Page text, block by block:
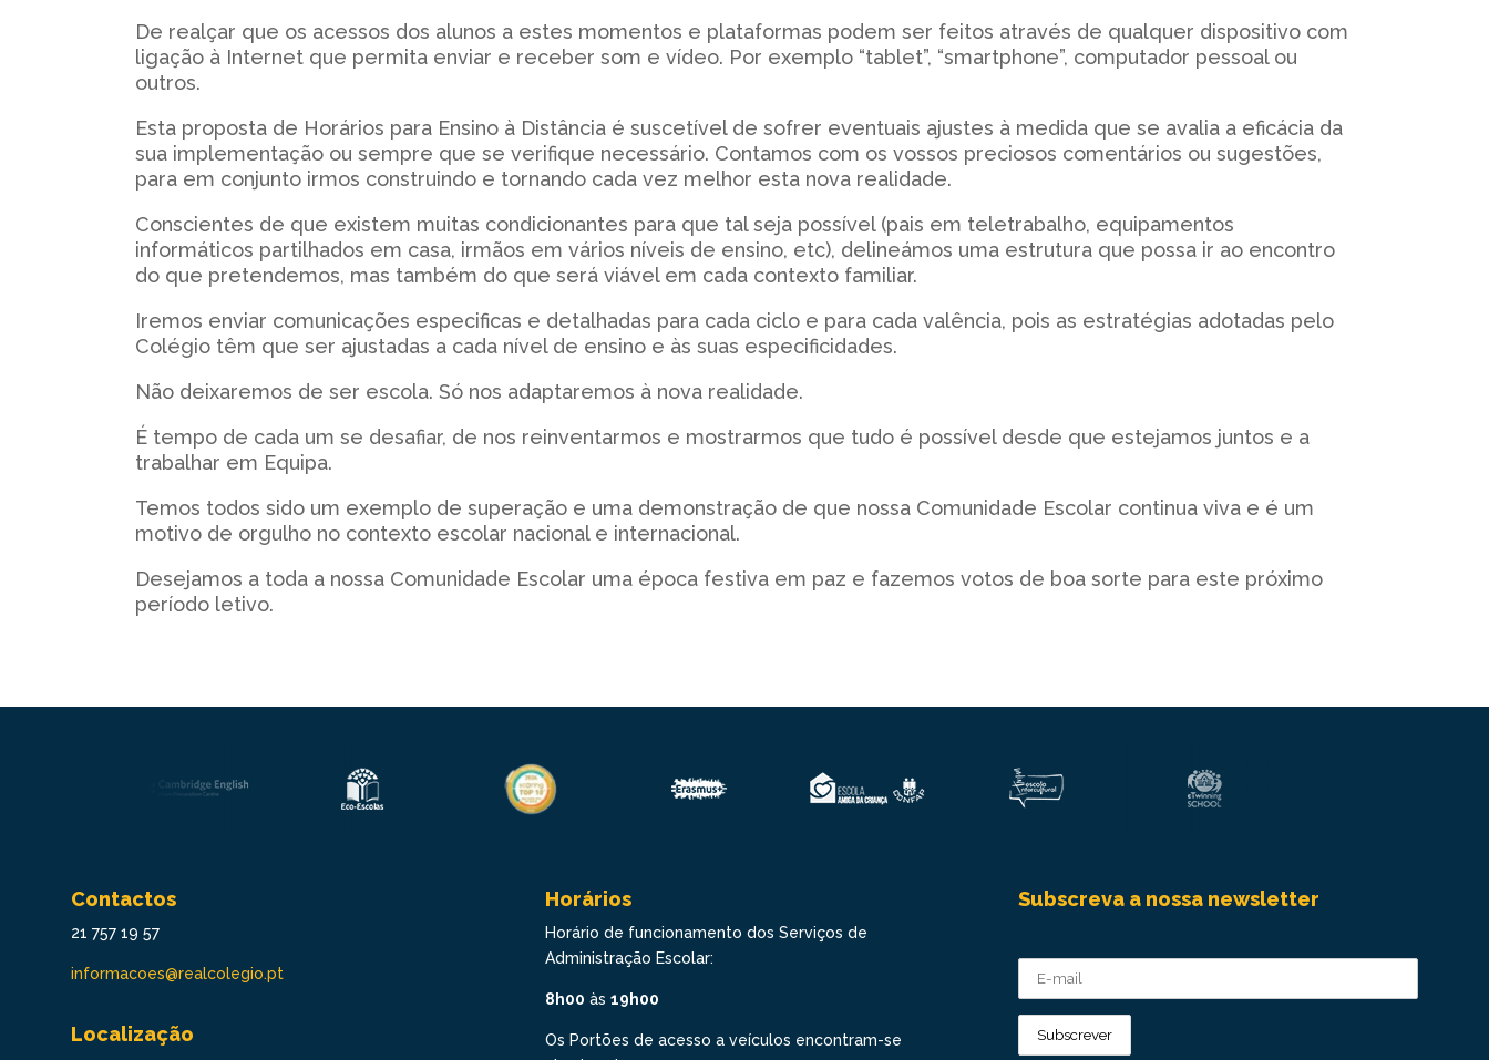
De realçar que os acessos dos alunos a estes momentos e plataformas podem ser feitos através de qualquer dispositivo com
ligação à Internet que permita enviar e receber som e vídeo. Por exemplo “tablet”, “smartphone”, computador pessoal ou
outros.
Esta proposta de Horários para Ensino à Distância é suscetível de sofrer eventuais ajustes à medida que se avalia a eficácia da
sua implementação ou sempre que se verifique necessário. Contamos com os vossos preciosos comentários ou sugestões,
para em conjunto irmos construindo e tornando cada vez melhor esta nova realidade.
Conscientes de que existem muitas condicionantes para que tal seja possível (pais em teletrabalho, equipamentos
informáticos partilhados em casa, irmãos em vários níveis de ensino, etc), delineámos uma estrutura que possa ir ao encontro
do que pretendemos, mas também do que será viável em cada contexto familiar.
Iremos enviar comunicações especificas e detalhadas para cada ciclo e para cada valência, pois as estratégias adotadas pelo
Colégio têm que ser ajustadas a cada nível de ensino e às suas especificidades.
Não deixaremos de ser escola. Só nos adaptaremos à nova realidade.
É tempo de cada um se desafiar, de nos reinventarmos e mostrarmos que tudo é possível desde que estejamos juntos e a
trabalhar em Equipa.
Temos todos sido um exemplo de superação e uma demonstração de que nossa Comunidade Escolar continua viva e é um
motivo de orgulho no contexto escolar nacional e internacional.
Desejamos a toda a nossa Comunidade Escolar uma época festiva em paz e fazemos votos de boa sorte para este próximo
período letivo.
Contactos
21 757 19 57
informacoes@realcolegio.pt
Localização
Horários
Horário de funcionamento dos Serviços de
Administração Escolar:
8h00 às 19h00
Os Portões de acesso a veículos encontram-se
Subscreva a nossa newsletter